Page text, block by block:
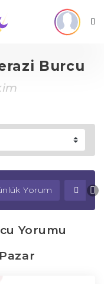
Burcu
Yorum
Yorumu